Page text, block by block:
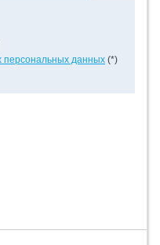
персональных данных (*)